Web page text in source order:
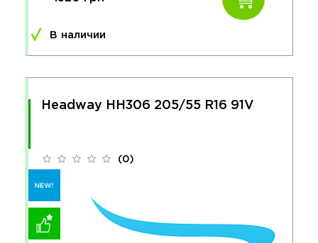
В наличии
Headway HH306 205/55 R16 91V
(0)